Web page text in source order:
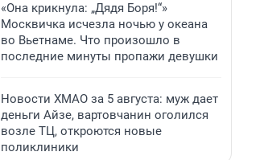
«Она крикнула: „Дядя Боря!“»
Москвичка исчезла ночью у океана
во Вьетнаме. Что произошло в
последние минуты пропажи девушки
Новости ХМАО за 5 августа: муж дает
деньги Айзе, вартовчанин оголился
возле ТЦ, откроются новые
поликлиники